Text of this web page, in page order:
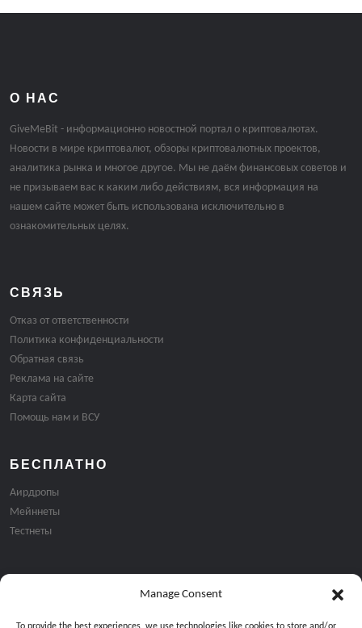
Manage Consent
О НАС
GiveMeBit - информационно новостной портал о криптовалютах.
Новости в мире криптовалют, обзоры криптовалютных проектов,
аналитика рынка и многое другое. Мы не даём финансовых советов и
не призываем вас к каким либо действиям, вся информация на
нашем сайте может быть использована исключительно в
ознакомительных целях.
СВЯЗЬ
Отказ от ответственности
Политика конфиденциальности
Обратная связь
Реклама на сайте
Карта сайта
Помощь нам и ВСУ
БЕСПЛАТНО
Аирдропы
Мейннеты
Тестнеты
Подписка на email рассылку: